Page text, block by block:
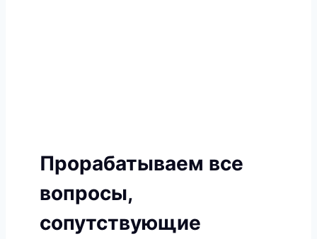
Прорабатываем все
вопросы,
сопутствующие